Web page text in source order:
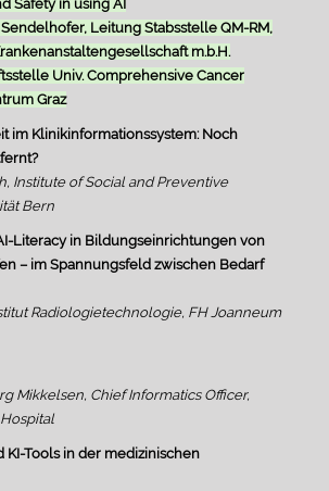
Safety in using AI
Leitung Stabsstelle QM-RM,
m.b.H.
Univ. Comprehensive Cancer
Graz
im Klinikinformationssystem: Noch
Institute of Social and Preventive
Bern
Literacy in Bildungseinrichtungen von
– im Spannungsfeld zwischen Bedarf
Radiologietechnologie, FH Joanneum
Mikkelsen, Chief Informatics Officer,
KI-Tools in der medizinischen